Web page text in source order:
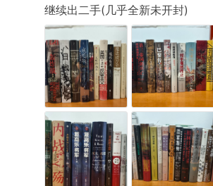
继续出二手(几乎全新未开封)